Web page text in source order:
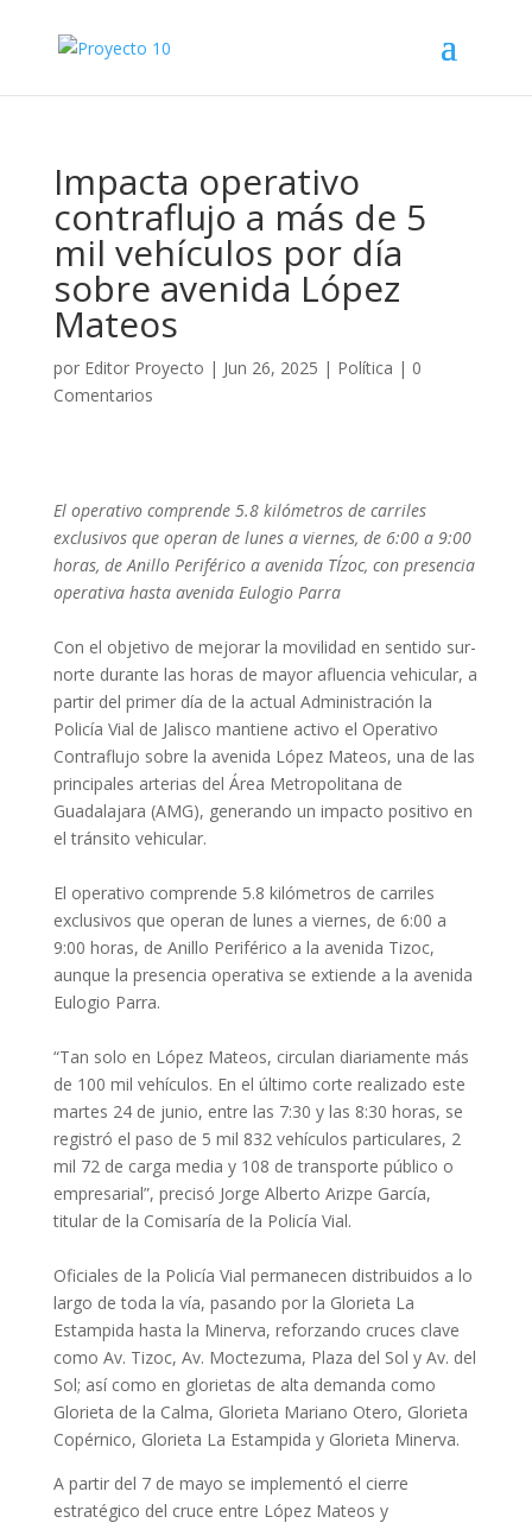
Impacta operativo
contraflujo a más de 5
mil vehículos por día
sobre avenida López
Mateos
por Editor Proyecto | Jun 26, 2025 | Política | 0
Comentarios
El operativo comprende 5.8 kilómetros de carriles
exclusivos que operan de lunes a viernes, de 6:00 a 9:00
horas, de Anillo Periférico a avenida TÍzoc, con presencia
operativa hasta avenida Eulogio Parra
Con el objetivo de mejorar la movilidad en sentido sur-
norte durante las horas de mayor afluencia vehicular, a
partir del primer día de la actual Administración la
Policía Vial de Jalisco mantiene activo el Operativo
Contraflujo sobre la avenida López Mateos, una de las
principales arterias del Área Metropolitana de
Guadalajara (AMG), generando un impacto positivo en
el tránsito vehicular.
El operativo comprende 5.8 kilómetros de carriles
exclusivos que operan de lunes a viernes, de 6:00 a
9:00 horas, de Anillo Periférico a la avenida Tizoc,
aunque la presencia operativa se extiende a la avenida
Eulogio Parra.
“Tan solo en López Mateos, circulan diariamente más
de 100 mil vehículos. En el último corte realizado este
martes 24 de junio, entre las 7:30 y las 8:30 horas, se
registró el paso de 5 mil 832 vehículos particulares, 2
mil 72 de carga media y 108 de transporte público o
empresarial”, precisó Jorge Alberto Arizpe García,
titular de la Comisaría de la Policía Vial.
Oficiales de la Policía Vial permanecen distribuidos a lo
largo de toda la vía, pasando por la Glorieta La
Estampida hasta la Minerva, reforzando cruces clave
como Av. Tizoc, Av. Moctezuma, Plaza del Sol y Av. del
Sol; así como en glorietas de alta demanda como
Glorieta de la Calma, Glorieta Mariano Otero, Glorieta
Copérnico, Glorieta La Estampida y Glorieta Minerva.
A partir del 7 de mayo se implementó el cierre
estratégico del cruce entre López Mateos y